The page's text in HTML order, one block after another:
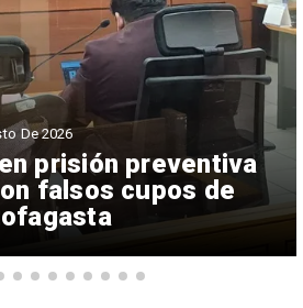
prisión preventiva
falsos cupos de
De 2026